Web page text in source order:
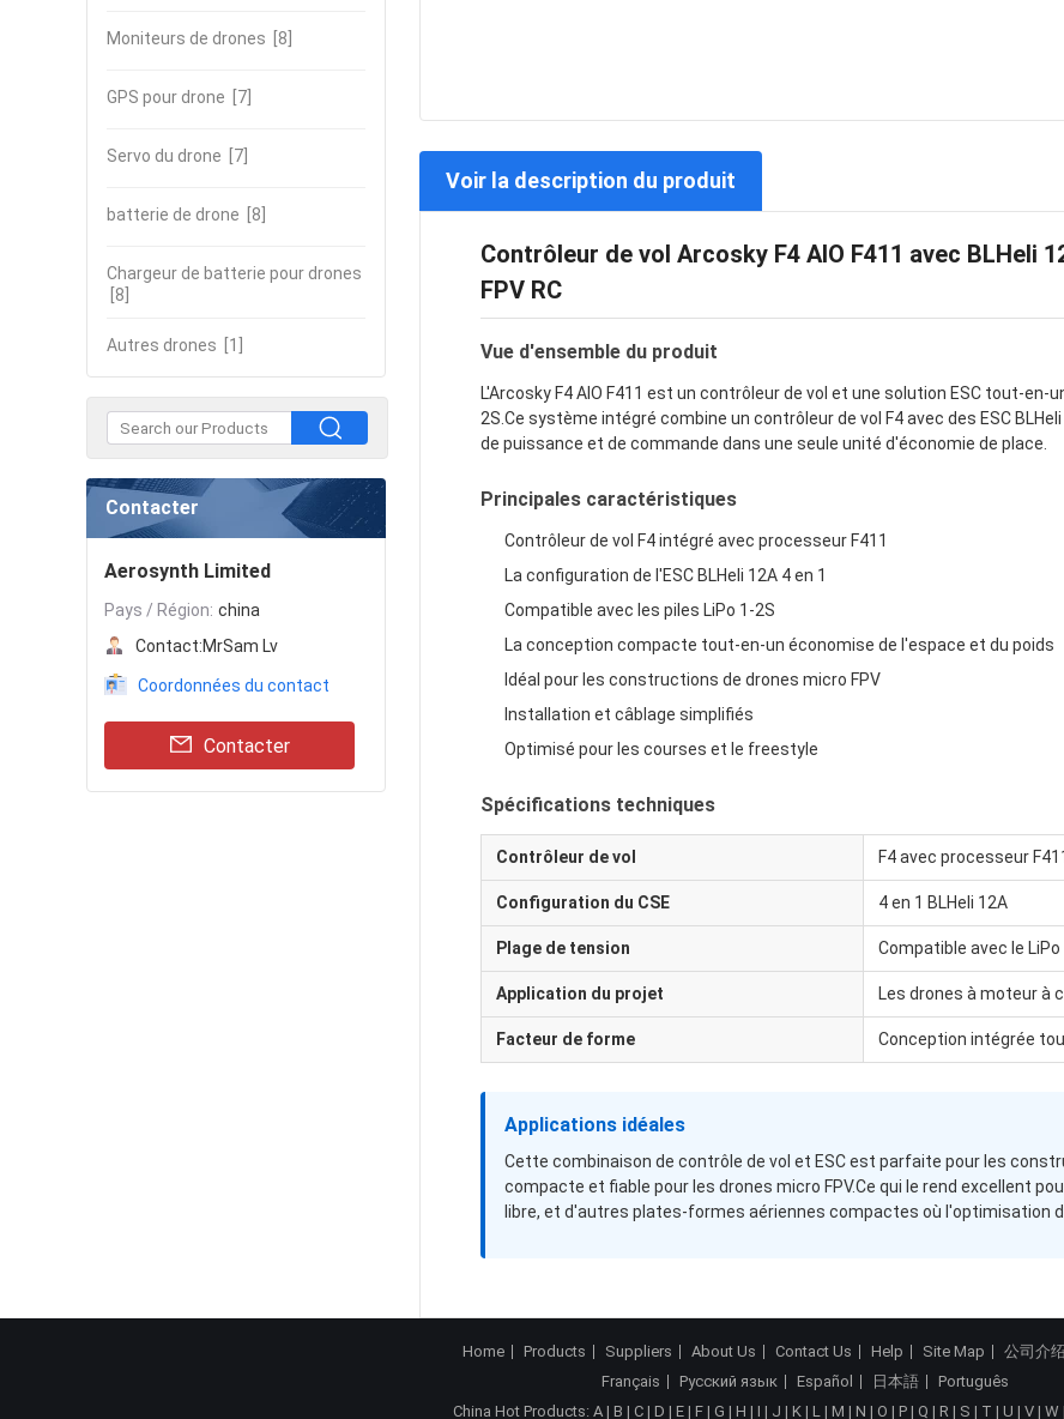
Moniteurs de drones [8]
GPS pour drone [7]
Servo du drone [7]
batterie de drone [8]
Chargeur de batterie pour drones
[8]
Autres drones [1]
Contacter
Aerosynth Limited
Pays / Région: china
Contact:MrSam Lv
Coordonnées du contact
Contacter
Voir la description du produit
Contrôleur de vol Arcosky F4 AIO F411 avec BLHeli
FPV RC
Vue d'ensemble du produit
L'Arcosky F4 AIO F411 est un contrôleur de vol et une solution ESC tout-
2S.Ce système intégré combine un contrôleur de vol F4 avec des ESC
de puissance et de commande dans une seule unité d'économie de place.
Principales caractéristiques
Contrôleur de vol F4 intégré avec processeur F411
La configuration de l'ESC BLHeli 12A 4 en 1
Compatible avec les piles LiPo 1-2S
La conception compacte tout-en-un économise de l'espace et du poids
Idéal pour les constructions de drones micro FPV
Installation et câblage simplifiés
Optimisé pour les courses et le freestyle
Spécifications techniques
Contrôleur de vol F4 avec processeur
Configuration du CSE 4 en 1 BLHeli 12A
Plage de tension Compatible avec le LiPo
Application du projet Les drones à moteur à
Facteur de forme Conception intégrée
Applications idéales
Cette combinaison de contrôle de vol et ESC est parfaite pour les
compacte et fiable pour les drones micro FPV.Ce qui le rend excellent
libre, et d'autres plates-formes aériennes compactes où l'optimisation
Home Products Suppliers About Us Contact Us Help Site Map 公司介绍
Français
Русский язык Español 日本語
Português
China Hot Products: A | B | C | D | E | F | G | H | I | J | K | L | M | N | O | P | Q | R | S | T | U | V | W |